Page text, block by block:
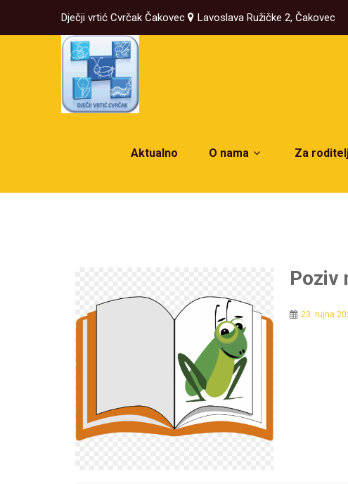
Dječji vrtić Cvrčak Čakovec Lavoslava Ružičke 2, Čakovec
Aktualno O nama Za
Poziv
23. rujna